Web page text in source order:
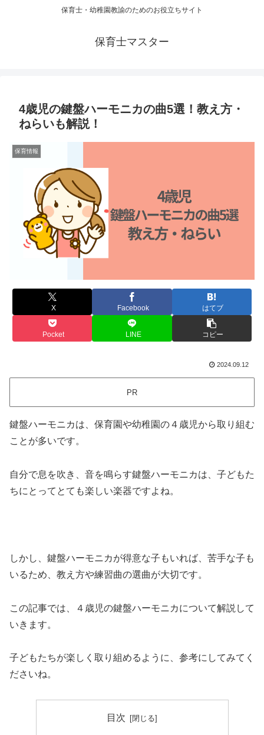
保育士・幼稚園教諭のためのお役立ちサイト
保育士マスター
4歳児の鍵盤ハーモニカの曲5選！教え方・
ねらいも解説！
保育情報
X Facebook はてブ
Pocket LINE コピー
2024.09.12
PR
鍵盤ハーモニカは、保育園や幼稚園の４歳児から取り組む
ことが多いです。
自分で息を吹き、音を鳴らす鍵盤ハーモニカは、子どもた
ちにとってとても楽しい楽器ですよね。
しかし、鍵盤ハーモニカが得意な子もいれば、苦手な子も
いるため、教え方や練習曲の選曲が大切です。
この記事では、４歳児の鍵盤ハーモニカについて解説して
いきます。
子どもたちが楽しく取り組めるように、参考にしてみてく
ださいね。
目次